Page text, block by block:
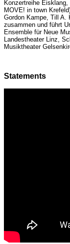
Konzertreihe
MOVE! in town
Gordon Kampe, Till A.
zusammen und führt
Ensemble für Neue
Landestheater Linz,
Musiktheater
Statements